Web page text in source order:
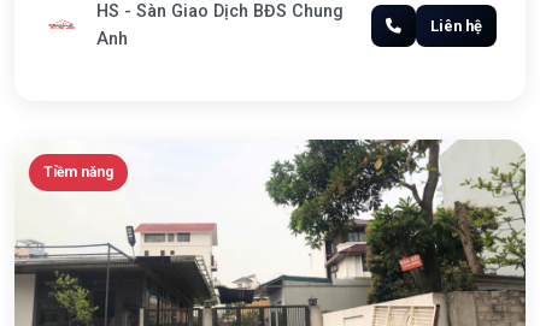
HS - Sàn Giao Dịch BĐS Chung
Anh
Liên hệ
Tiềm năng